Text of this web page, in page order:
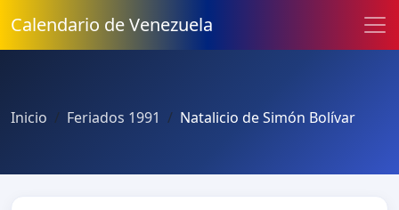
Calendario de Venezuela
Inicio Feriados 1991 Natalicio de Simón Bolívar